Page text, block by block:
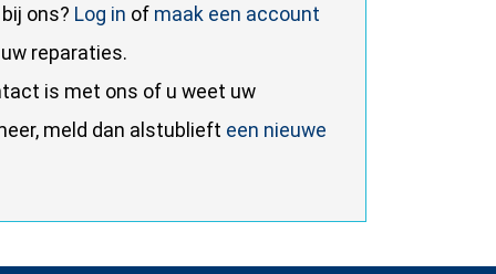
ons? Log in of maak een account
reparaties.
is met ons of u weet uw
meld dan alstublieft een nieuwe